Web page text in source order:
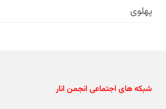
پهلوی
شبکه های اجتماعی انجمن انار